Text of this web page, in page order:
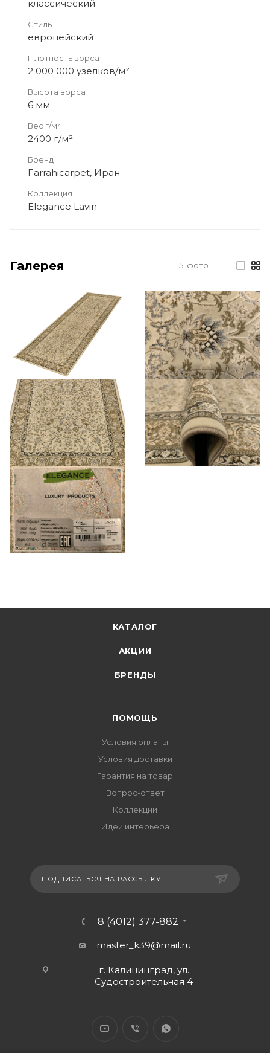
классический
Стиль
европейский
Плотность ворса
2 000 000 узелков/м²
Высота ворса
6 мм
Вес г/м²
2400 г/м²
Бренд
Farrahicarpet, Иран
Коллекция
Elegance Lavin
Галерея 5 фото —
КАТАЛОГ
АКЦИИ
БРЕНДЫ
ПОМОЩЬ
Условия оплаты
Условия доставки
Гарантия на товар
Вопрос-ответ
Коллекции
Идеи интерьера
ПОДПИСАТЬСЯ НА РАССЫЛКУ
8 (4012) 377-882
master_k39@mail.ru
г. Калининград, ул.
Судостроительная 4